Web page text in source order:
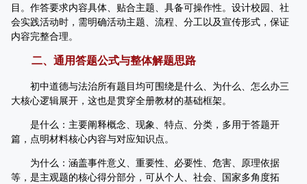
目。作答要求内容具体、贴合主题、具备可操作性。设计校园、社
会实践活动时，需明确活动主题、流程、分工以及宣传形式，保证
内容完整合理。
二、通用答题公式与整体解题思路
初中道德与法治所有题目均可围绕是什么、为什么、怎么办三
大核心逻辑展开，这也是贯穿全册教材的基础框架。
是什么：主要阐释概念、现象、特点、分类，多用于答题开
篇，点明材料核心内容与对应知识点。
为什么：涵盖事件意义、重要性、必要性、危害、原理依据
等，是主观题的核心得分部分，可从个人、社会、国家多角度拓